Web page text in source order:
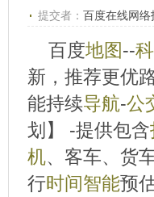
提交者： 百度在线网络
百度地图--
新，推荐更优
能持续导航-公
划】 -提供包含
机、客车、货车
行时间智能预